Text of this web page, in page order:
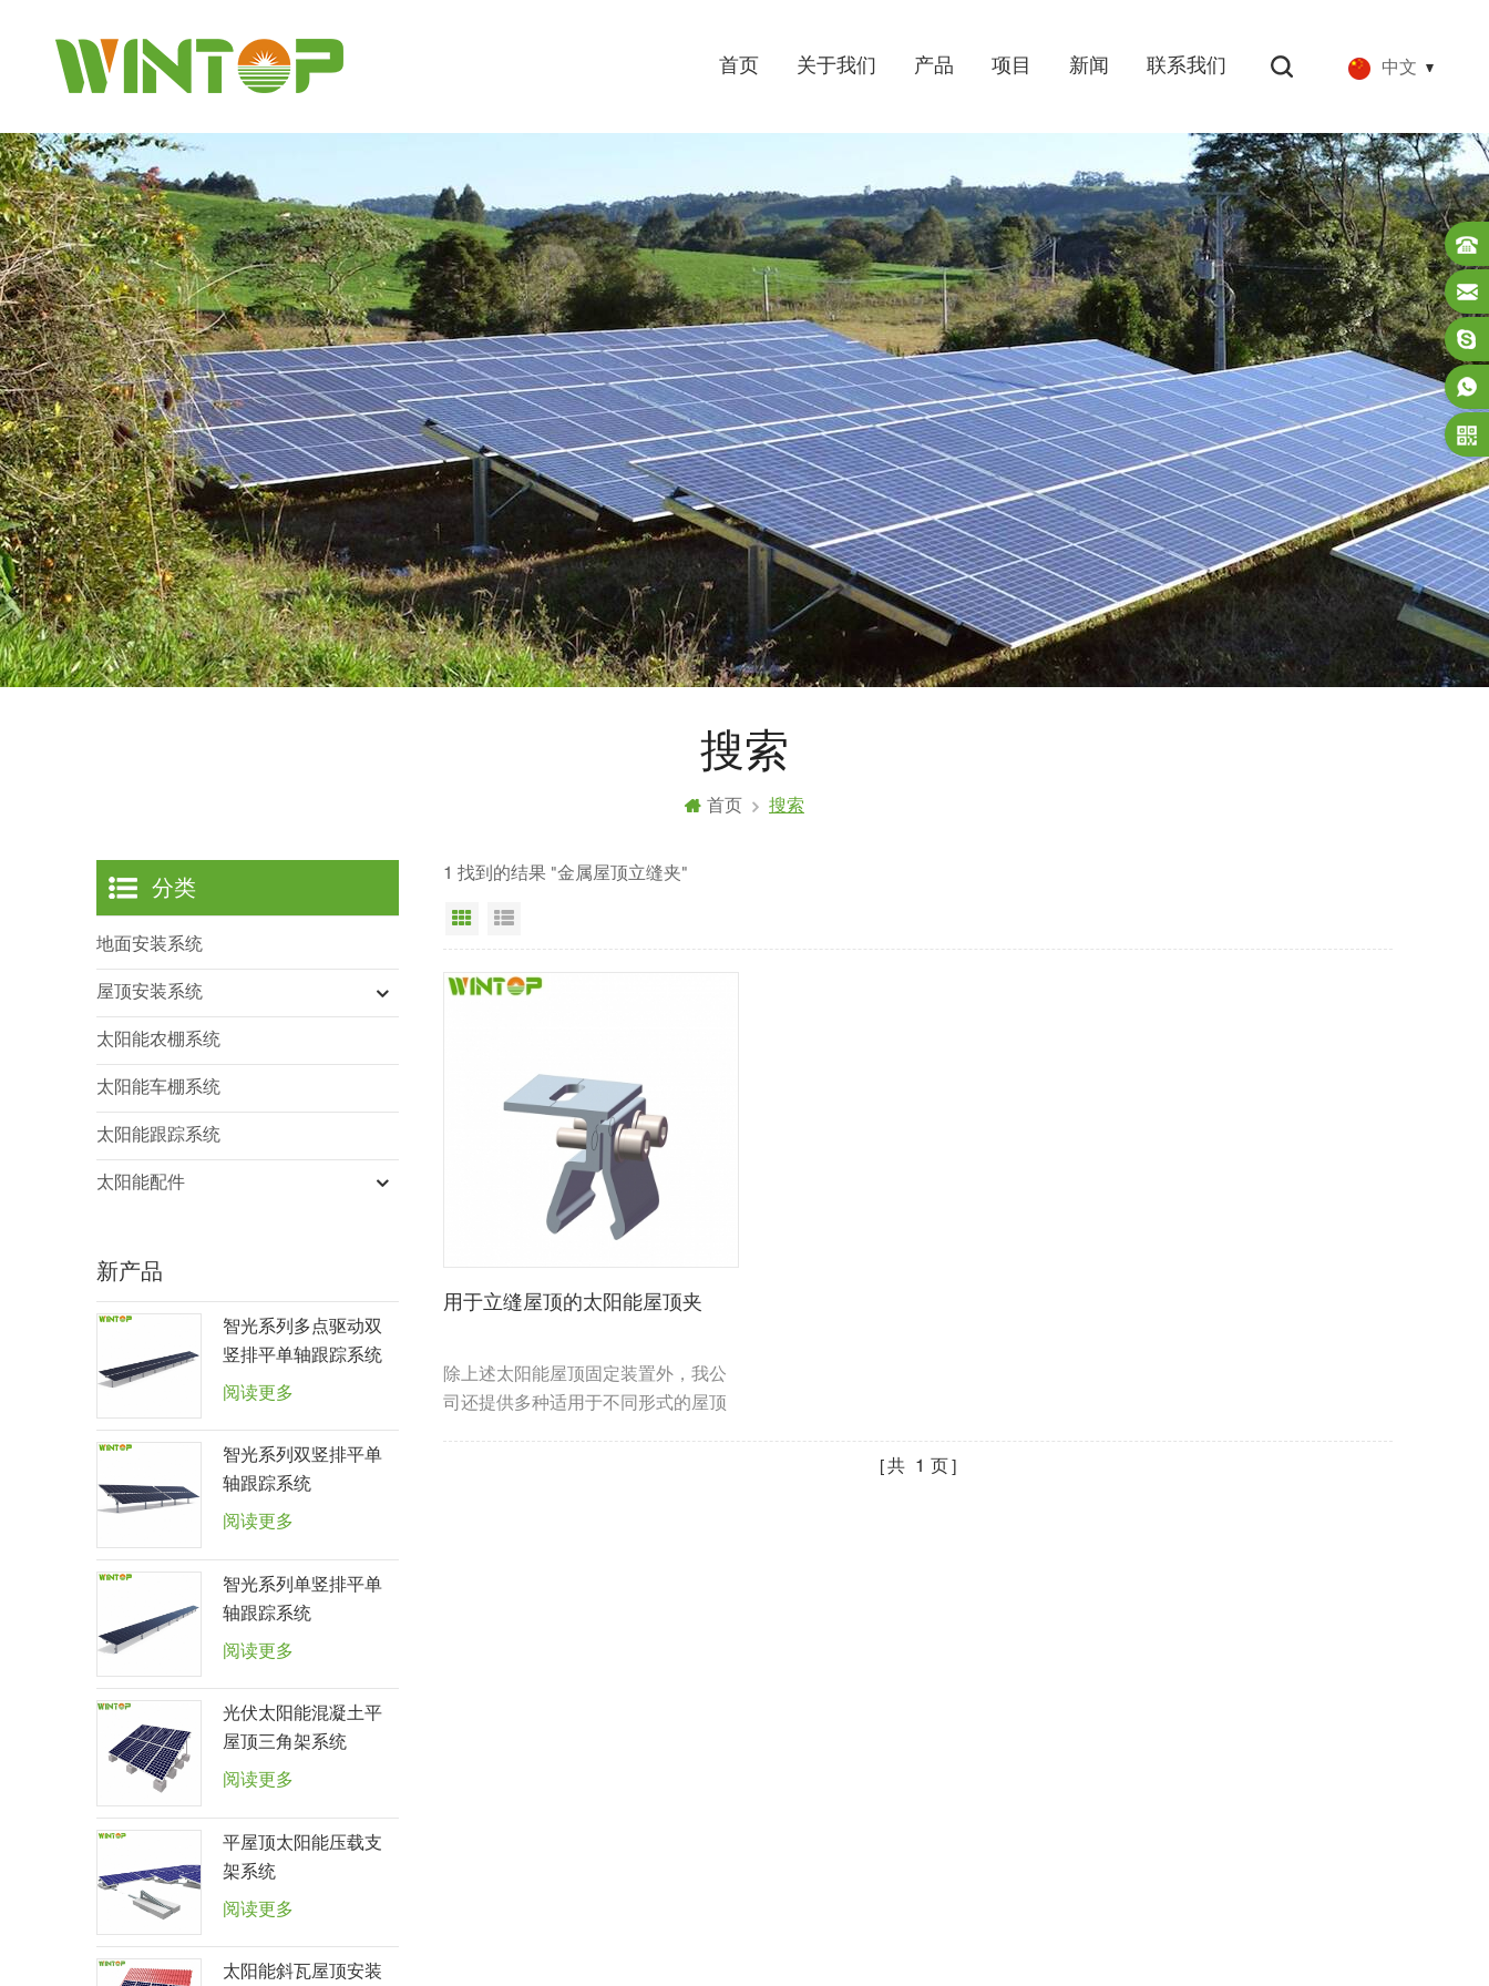
中文
首页 关于我们 产品 项目 新闻 联系我们
搜索
首页 搜索
1 找到的结果 "金属屋顶立缝夹"
网格视图
用于立缝屋顶的太阳能屋顶夹
除上述太阳能屋顶固定装置外，我公
司还提供多种适用于不同形式的屋顶
共 1 页
分类
地面安装系统
屋顶安装系统
太阳能农棚系统
太阳能车棚系统
太阳能跟踪系统
太阳能配件
新产品
智光系列多点驱动双
竖排平单轴跟踪系统
阅读更多
智光系列双竖排平单
轴跟踪系统
阅读更多
智光系列单竖排平单
轴跟踪系统
阅读更多
光伏太阳能混凝土平
屋顶三角架系统
阅读更多
平屋顶太阳能压载支
架系统
阅读更多
太阳能斜瓦屋顶安装